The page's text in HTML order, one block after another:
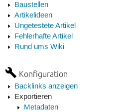
Baustellen
Artikelideen
Ungetestete Artikel
Fehlerhafte Artikel
Rund ums Wiki
Konfiguration
Backlinks anzeigen
Exportieren
Metadaten